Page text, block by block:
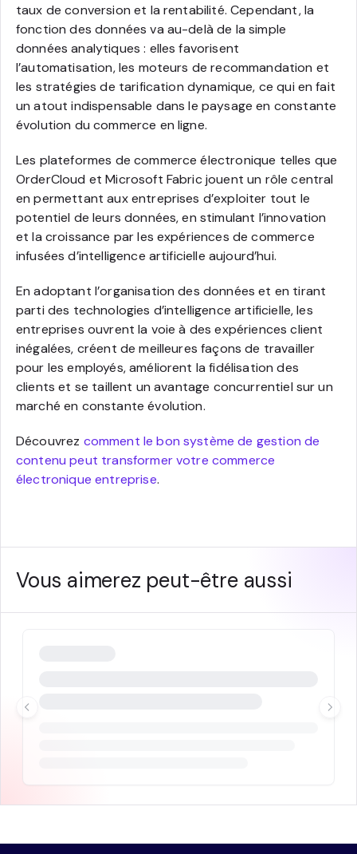
taux de conversion et la rentabilité. Cependant, la
fonction des données va au-delà de la simple
données analytiques : elles favorisent
l’automatisation, les moteurs de recommandation et
les stratégies de tarification dynamique, ce qui en fait
un atout indispensable dans le paysage en constante
évolution du commerce en ligne.
Les plateformes de commerce électronique telles que
OrderCloud et Microsoft Fabric jouent un rôle central
en permettant aux entreprises d’exploiter tout le
potentiel de leurs données, en stimulant l’innovation
et la croissance par les expériences de commerce
infusées d’intelligence artificielle aujourd’hui.
En adoptant l’organisation des données et en tirant
parti des technologies d’intelligence artificielle, les
entreprises ouvrent la voie à des expériences client
inégalées, créent de meilleures façons de travailler
pour les employés, améliorent la fidélisation des
clients et se taillent un avantage concurrentiel sur un
marché en constante évolution.
Découvrez comment le bon système de gestion de
contenu peut transformer votre commerce
électronique entreprise.
Vous aimerez peut-être aussi